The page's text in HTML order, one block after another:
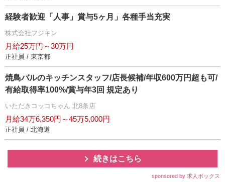
経験者歓迎「人事」賞与5ヶ月」各種手当充実
株式会社フジキン
月給25万円～30万円
正社員 / 東京都
焼鳥バルのキッチンスタッフ/店長候補/年収600万円超も可/
有給取得率100%/賞与年3回 規定あり
いただきコッコちゃん 北8条店
月給34万6,350円～45万5,000円
正社員 / 北海道
続きはこちら
sponsored by 求人ボックス